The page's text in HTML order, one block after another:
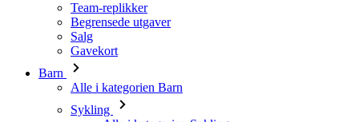
Barn
Alle i kategorien Barn
Sykling
Alle i kategorien Sykling
Langermede trøyer
Jakker
Shorts